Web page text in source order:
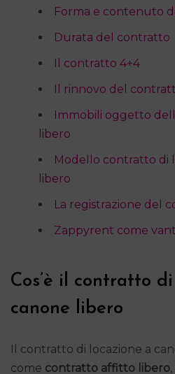
Forma e contenuto
Durata del contratto
Il contratto 4+4
Il rinnovo del
Immobili oggetto
libero
Modello contratto di
libero
La registrazione del
Zappyrent come
Cos’è il contratto
canone libero
Il contratto di locazione a
come contratto affitto libero